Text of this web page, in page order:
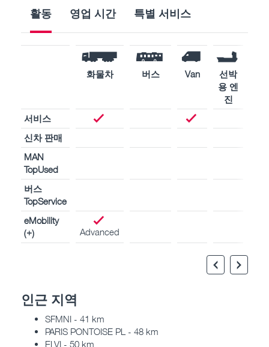
활동 영업 시간 특별 서비스
화물차 버스 Van
선박
용 엔
진
서비스
신차 판매
MAN
TopUsed
버스
TopService
eMobility
(+)
Advanced
인근 지역
SFMNI - 41 km
PARIS PONTOISE PL - 48 km
ELVI - 50 km